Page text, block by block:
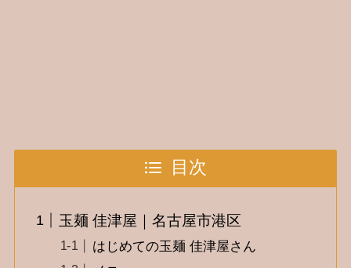
目次
玉麺 佳津屋｜名古屋市港区
はじめての玉麺 佳津屋さん